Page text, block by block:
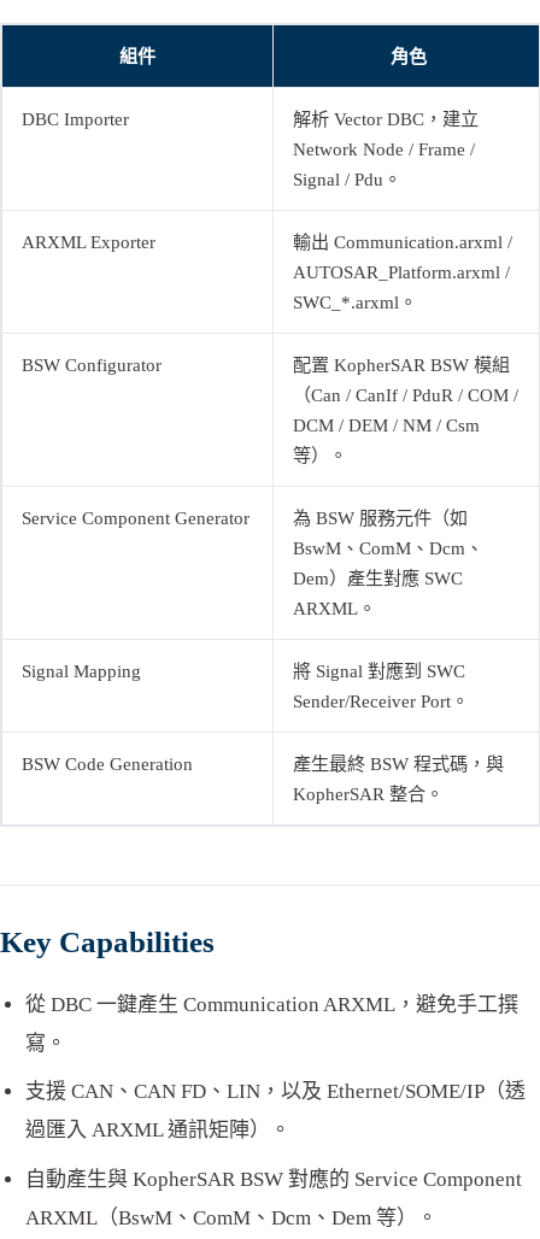
組件 角色
DBC Importer
解析 Vector DBC，建立
Network Node / Frame /
Signal / Pdu。
ARXML Exporter
輸出 Communication.arxml /
AUTOSAR_Platform.arxml /
SWC_*.arxml。
BSW Configurator
配置 KopherSAR BSW 模組
（Can / CanIf / PduR / COM /
DCM / DEM / NM / Csm
等）。
Service Component Generator
為 BSW 服務元件（如
BswM、ComM、Dcm、
Dem）產生對應 SWC
ARXML。
Signal Mapping
將 Signal 對應到 SWC
Sender/Receiver Port。
BSW Code Generation
產生最終 BSW 程式碼，與
KopherSAR 整合。
Key Capabilities
從 DBC 一鍵產生 Communication ARXML，避免手工撰
寫。
支援 CAN、CAN FD、LIN，以及 Ethernet/SOME/IP（透
過匯入 ARXML 通訊矩陣）。
自動產生與 KopherSAR BSW 對應的 Service Component
ARXML（BswM、ComM、Dcm、Dem 等）。